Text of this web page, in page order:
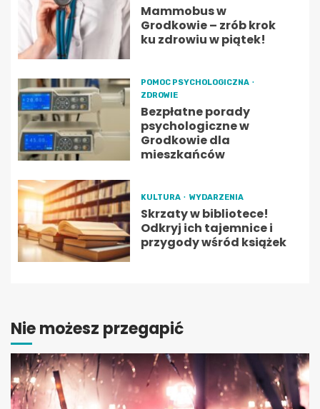
Mammobus w
Grodkowie – zrób krok
ku zdrowiu w piątek!
POMOC PSYCHOLOGICZNA
ZDROWIE
Bezpłatne porady
psychologiczne w
Grodkowie dla
mieszkańców
KULTURA WYDARZENIA
Skrzaty w bibliotece!
Odkryj ich tajemnice i
przygody wśród książek
Nie możesz przegapić